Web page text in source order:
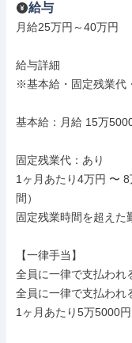
給与
月給25万円～40万円
給与詳細
※基本給・固定残業代
基本給：月給 15万
固定残業代：あり
1ヶ月あたり4万円 〜
間）
固定残業時間を超えた
【一律手当】
全員に一律で支払われ
全員に一律で支払われ
1ヶ月あたり5万5000